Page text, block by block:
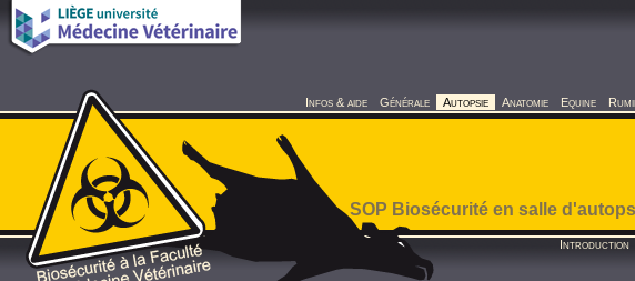
Infos & aide Générale Autopsie Anatomie Equine
SOP Biosécurité en salle
Introduction